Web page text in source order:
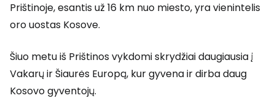
Prištinoje, esantis už 16 km nuo miesto, yra vienintelis
oro uostas Kosove.
Šiuo metu iš Prištinos vykdomi skrydžiai daugiausia į
Vakarų ir Šiaurės Europą, kur gyvena ir dirba daug
Kosovo gyventojų.